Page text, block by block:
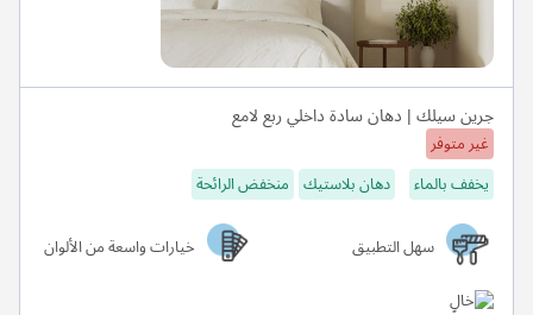
جرين سيلك | دهان سادة داخلي ربع لامع
غير متوفر
يخفف بالماء
دهان بلاستيك منخفض الرائحة
سهل التطبيق
خيارات واسعة من الألوان